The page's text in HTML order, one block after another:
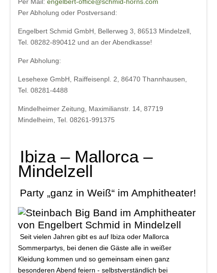
Per Abholung oder Postversand:
Engelbert Schmid GmbH, Bellerweg 3, 86513 Mindelzell,
Tel. 08282-890412 und an der Abendkasse!
Per Abholung:
Lesehexe GmbH, Raiffeisenpl. 2, 86470 Thannhausen,
Tel. 08281-4488
Mindelheimer Zeitung, Maximilianstr. 14, 87719
Mindelheim, Tel. 08261-991375
Ibiza – Mallorca –
Mindelzell
Party „ganz in Weiß“ im Amphitheater!
Seit vielen Jahren gibt es auf Ibiza oder Mallorca
Sommerpartys, bei denen die Gäste alle in weißer
Kleidung kommen und so gemeinsam einen ganz
besonderen Abend feiern - selbstverständlich bei